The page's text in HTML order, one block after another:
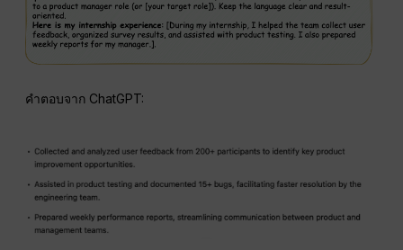
คำตอบจาก ChatGPT: